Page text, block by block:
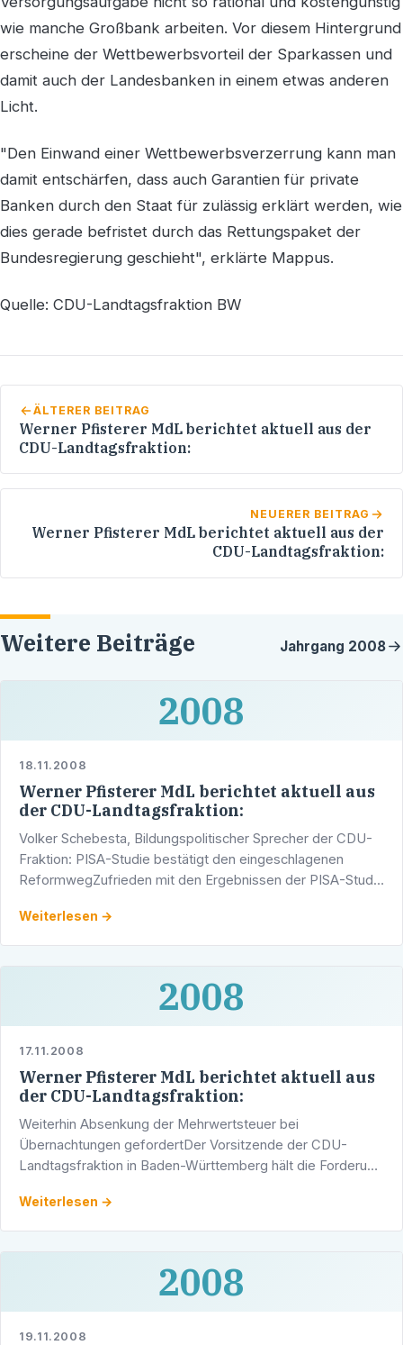
wie manche Großbank arbeiten. Vor diesem Hintergrund
erscheine der Wettbewerbsvorteil der Sparkassen und
damit auch der Landesbanken in einem etwas anderen
Licht.
"Den Einwand einer Wettbewerbsverzerrung kann man
damit entschärfen, dass auch Garantien für private
Banken durch den Staat für zulässig erklärt werden, wie
dies gerade befristet durch das Rettungspaket der
Bundesregierung geschieht", erklärte Mappus.
Quelle: CDU-Landtagsfraktion BW
ÄLTERER BEITRAG
Werner Pfisterer MdL berichtet aktuell aus der
CDU-Landtagsfraktion:
NEUERER BEITRAG
Werner Pfisterer MdL berichtet aktuell aus der
CDU-Landtagsfraktion:
Weitere Beiträge Jahrgang 2008
2008
18.11.2008
Werner Pfisterer MdL berichtet aktuell aus
der CDU-Landtagsfraktion:
Volker Schebesta, Bildungspolitischer Sprecher der CDU-
Fraktion: PISA-Studie bestätigt den eingeschlagenen
ReformwegZufrieden mit den Ergebnissen der PISA-Studie
Weiterlesen →
2008
17.11.2008
Werner Pfisterer MdL berichtet aktuell aus
der CDU-Landtagsfraktion:
Weiterhin Absenkung der Mehrwertsteuer bei
Übernachtungen gefordertDer Vorsitzende der CDU-
Landtagsfraktion in Baden-Württemberg hält die Forderung
Übernachtungen weiter …
Weiterlesen →
2008
19.11.2008